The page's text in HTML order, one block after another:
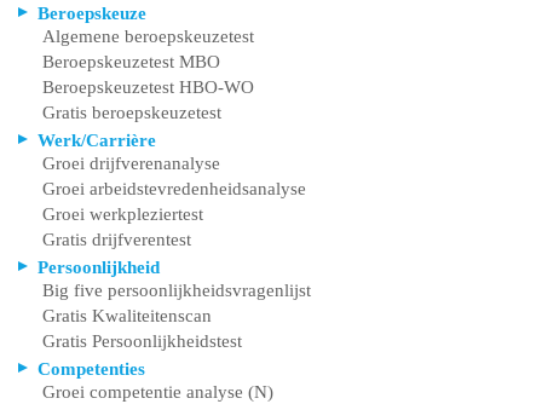
Beroepskeuze
Algemene beroepskeuzetest
Beroepskeuzetest MBO
Beroepskeuzetest HBO-WO
Gratis beroepskeuzetest
Werk/Carrière
Groei drijfverenanalyse
Groei arbeidstevredenheidsanalyse
Groei werkpleziertest
Gratis drijfverentest
Persoonlijkheid
Big five persoonlijkheidsvragenlijst
Gratis Kwaliteitenscan
Gratis Persoonlijkheidstest
Competenties
Groei competentie analyse (N)